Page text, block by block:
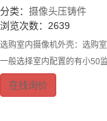
分类： 摄像头压铸件
浏览次数：2639
选购室内摄像机外壳：选购
一般选择室内配置的有小50
在线询价